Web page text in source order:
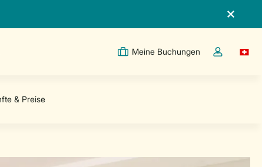
Meine Buchungen
Dropdown-